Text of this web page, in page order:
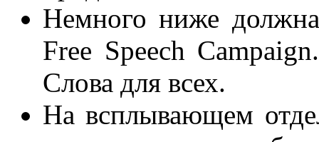
Немного ниже
Free Speech
Слова для всех.
На всплывающем